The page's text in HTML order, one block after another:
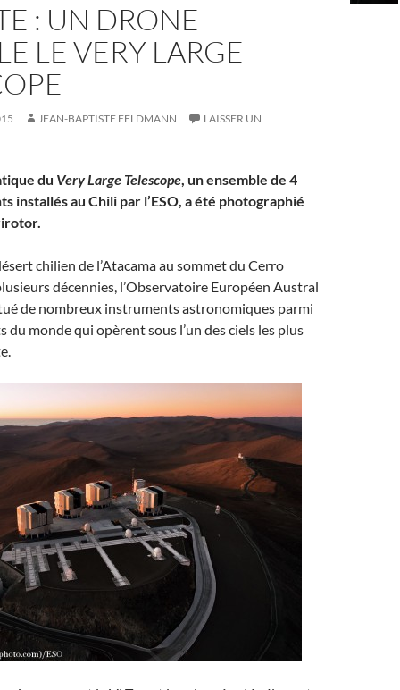
: UN DRONE
LE VERY LARGE
JEAN-BAPTISTE FELDMANN LAISSER UN
du Very Large Telescope, un ensemble de 4
installés au Chili par l’ESO, a été photographié
chilien de l’Atacama au sommet du Cerro
décennies, l’Observatoire Européen Austral
de nombreux instruments astronomiques parmi
du monde qui opèrent sous l’un des ciels les plus